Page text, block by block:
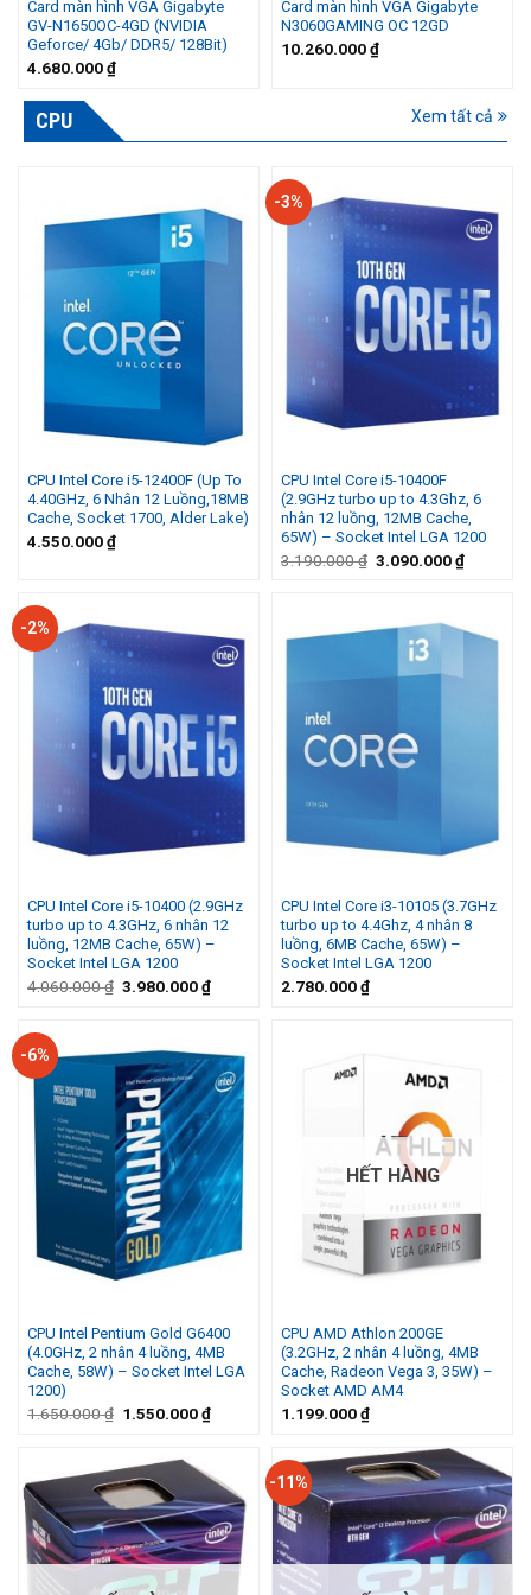
Card màn hình VGA Gigabyte
GV-N1650OC-4GD (NVIDIA
Geforce/ 4Gb/ DDR5/ 128Bit)
4.680.000₫
Card màn hình VGA Gigabyte
N3060GAMING OC 12GD
10.260.000₫
CPU Xem tất cả
CPU Intel Core i5-12400F (Up To
4.40GHz, 6 Nhân 12 Luồng,18MB
Cache, Socket 1700, Alder Lake)
4.550.000₫
-3%
CPU Intel Core i5-10400F
(2.9GHz turbo up to 4.3Ghz, 6
nhân 12 luồng, 12MB Cache,
65W) – Socket Intel LGA 1200
3.190.000₫ Giá
3.090.000₫Giá
-2%
CPU Intel Core i5-10400 (2.9GHz
turbo up to 4.3GHz, 6 nhân 12
luồng, 12MB Cache, 65W) –
Socket Intel LGA 1200
4.060.000₫ Giá
3.980.000₫Giá
CPU Intel Core i3-10105 (3.7GHz
turbo up to 4.4Ghz, 4 nhân 8
luồng, 6MB Cache, 65W) –
Socket Intel LGA 1200
2.780.000₫
-6%
CPU Intel Pentium Gold G6400
(4.0GHz, 2 nhân 4 luồng, 4MB
Cache, 58W) – Socket Intel LGA
1200)
1.650.000₫ Giá
1.650.000 ₫.
1.550.000₫Giá
1.550.000 ₫.
HẾT HÀNG
CPU AMD Athlon 200GE
(3.2GHz, 2 nhân 4 luồng, 4MB
Cache, Radeon Vega 3, 35W) –
Socket AMD AM4
1.199.000₫
-11%